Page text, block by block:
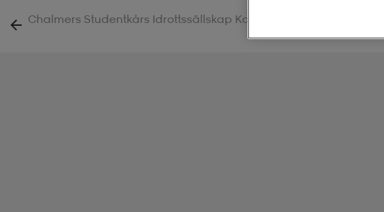
Chalmers Studentkårs Idrottssällskap Kansli